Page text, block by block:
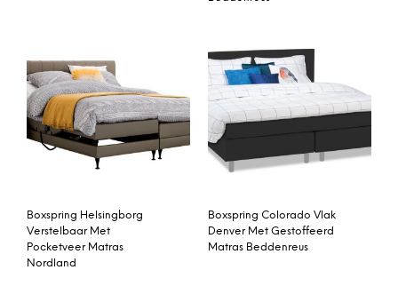
Boxspring Helsingborg
Verstelbaar Met
Pocketveer Matras
Nordland
Boxspring Colorado Vlak
Denver Met Gestoffeerd
Matras Beddenreus